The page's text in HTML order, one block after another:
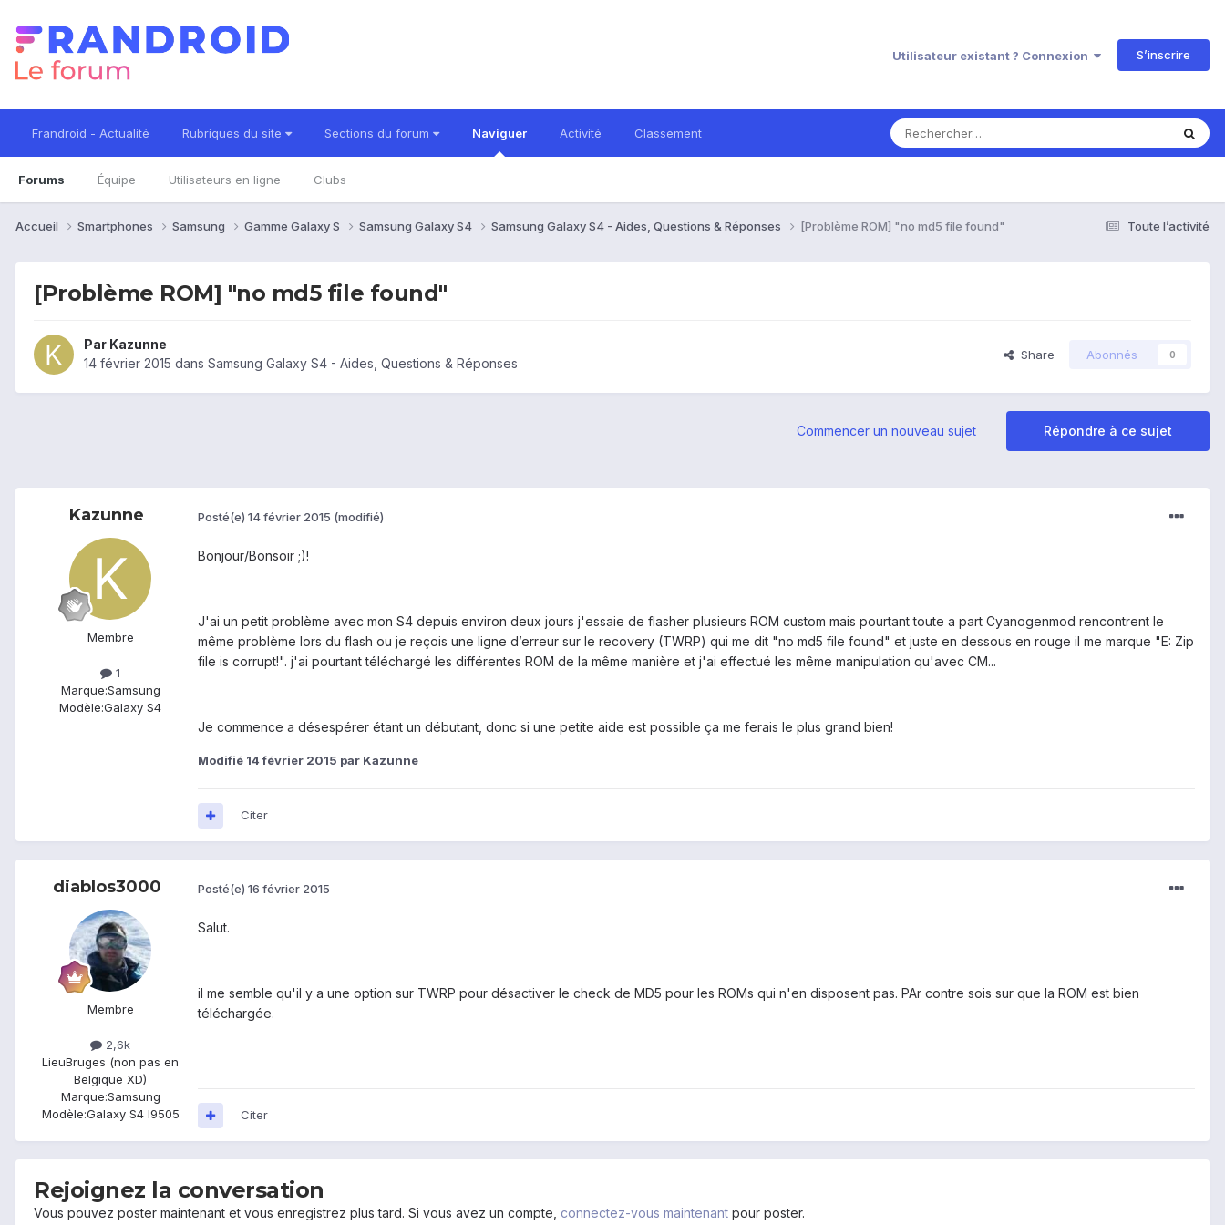
Utilisateur existant ? Connexion S’inscrire
Frandroid - Actualité Rubriques du site Sections du forum Naviguer
Forums Équipe Utilisateurs en ligne Clubs
Activité Classement
Toute l’activité
Accueil Smartphones Samsung Gamme Galaxy S Samsung Galaxy S4 Samsung Galaxy S4 - Aides, Questions & Réponses [Problème ROM] "no md5 file found"
[Problème ROM] "no md5 file found"
Par Kazunne
14 février 2015 dans Samsung Galaxy S4 - Aides, Questions & Réponses
Share Abonnés 0
Répondre à ce sujet
Commencer un nouveau sujet
Kazunne
Membre
1
Marque:Samsung
Modèle:Galaxy S4
Posté(e) 14 février 2015 (modifié)
Bonjour/Bonsoir ;)!
J'ai un petit problème avec mon S4 depuis environ deux jours j'essaie de flasher plusieurs ROM custom mais pourtant toute a part Cyanogenmod rencontrent le
même problème lors du flash ou je reçois une ligne d’erreur sur le recovery (TWRP) qui me dit "no md5 file found" et juste en dessous en rouge il me marque "E: Zip
file is corrupt!". j'ai pourtant téléchargé les différentes ROM de la même manière et j'ai effectué les même manipulation qu'avec CM...
Je commence a désespérer étant un débutant, donc si une petite aide est possible ça me ferais le plus grand bien!
Modifié 14 février 2015 par Kazunne
Citer
diablos3000
Membre
2,6k
LieuBruges (non pas en
Belgique XD)
Marque:Samsung
Modèle:Galaxy S4 I9505
Posté(e) 16 février 2015
Salut.
il me semble qu'il y a une option sur TWRP pour désactiver le check de MD5 pour les ROMs qui n'en disposent pas. PAr contre sois sur que la ROM est bien
téléchargée.
Citer
Rejoignez la conversation
Vous pouvez poster maintenant et vous enregistrez plus tard. Si vous avez un compte, connectez-vous maintenant pour poster.